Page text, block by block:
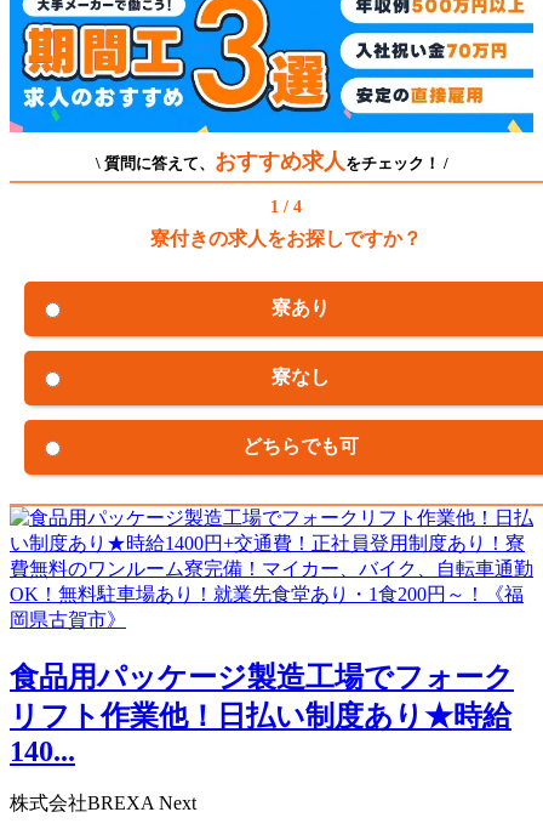
\ 質問に答えて、 おすすめ求人 をチェック！ /
1 / 4
寮付きの求人をお探しですか？
寮あり
寮なし
どちらでも可
食品用パッケージ製造工場でフォーク
リフト作業他！日払い制度あり★時給
140...
株式会社BREXA Next